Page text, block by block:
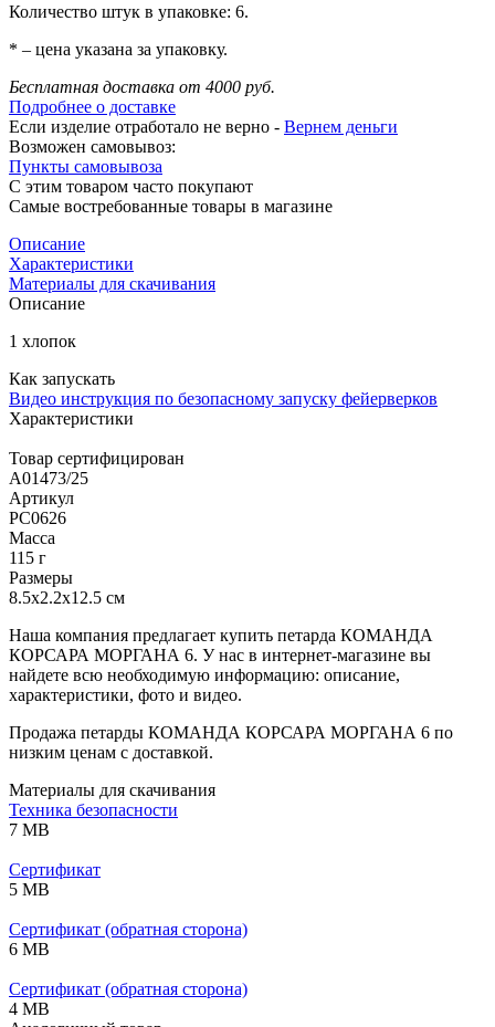
Количество штук в упаковке: 6.
* – цена указана за упаковку.
Бесплатная доставка от 4000 руб.
Подробнее о доставке
Если изделие отработало не верно - Вернем деньги
Возможен самовывоз:
Пункты самовывоза
С этим товаром часто покупают
Самые востребованные товары в магазине
Описание
Характеристики
Материалы для скачивания
Описание
1 хлопок
Как запускать
Видео инструкция по безопасному запуску фейерверков
Характеристики
Товар сертифицирован
A01473/25
Артикул
РС0626
Масса
115 г
Размеры
8.5x2.2x12.5 см
Наша компания предлагает купить петарда КОМАНДА
КОРСАРА МОРГАНА 6. У нас в интернет-магазине вы
найдете всю необходимую информацию: описание,
характеристики, фото и видео.
Продажа петарды КОМАНДА КОРСАРА МОРГАНА 6 по
низким ценам с доставкой.
Материалы для скачивания
Техника безопасности
7 MB
Сертификат
5 MB
Сертификат (обратная сторона)
6 MB
Сертификат (обратная сторона)
4 MB